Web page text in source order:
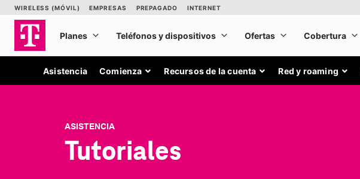
Asistencia Comienza Recursos de la cuenta Red y roaming
ASISTENCIA
Tutoriales